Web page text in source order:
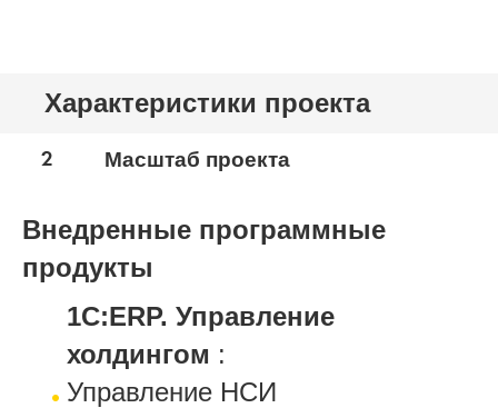
Характеристики проекта
2 Масштаб проекта
Внедренные программные
продукты
1С:ERP. Управление
холдингом :
Управление НСИ